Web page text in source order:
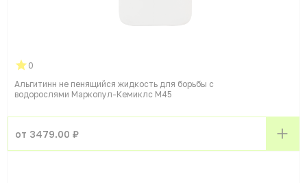
0
Альгитинн не пенящийся жидкость для борьбы с
водорослями Маркопул-Кемиклс М45
от 3479.00 ₽